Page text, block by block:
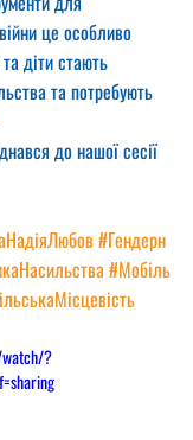
це особливо
діти стають
та потребують
до нашої сесії
#Гендерн
#Мобіль
?